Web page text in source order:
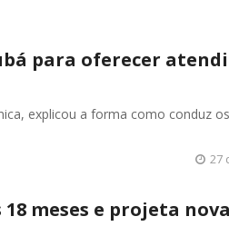
para oferecer
explicou a forma como conduz os
27
meses e projeta